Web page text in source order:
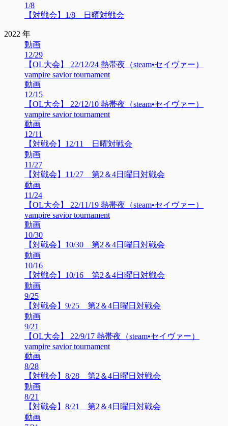
1/8
【対戦会】1/8 日曜対戦会
2022 年
動画
12/29
【OL大会】 22/12/24 熱帯夜（steam•セイヴァー）
vampire savior tournament
動画
12/15
【OL大会】 22/12/10 熱帯夜（steam•セイヴァー）
vampire savior tournament
動画
12/11
【対戦会】12/11 日曜対戦会
動画
11/27
【対戦会】11/27 第2＆4日曜日対戦会
動画
11/24
【OL大会】 22/11/19 熱帯夜（steam•セイヴァー）
vampire savior tournament
動画
10/30
【対戦会】10/30 第2＆4日曜日対戦会
動画
10/16
【対戦会】10/16 第2＆4日曜日対戦会
動画
9/25
【対戦会】9/25 第2＆4日曜日対戦会
動画
9/21
【OL大会】 22/9/17 熱帯夜（steam•セイヴァー）
vampire savior tournament
動画
8/28
【対戦会】8/28 第2＆4日曜日対戦会
動画
8/21
【対戦会】8/21 第2＆4日曜日対戦会
動画